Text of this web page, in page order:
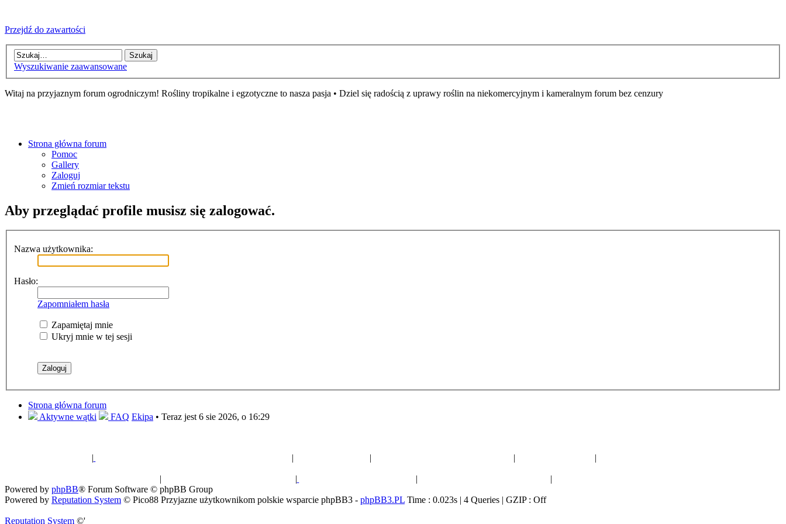
Przejdź do zawartości
Wyszukiwanie zaawansowane
Witaj na przyjaznym forum ogrodniczym! Rośliny tropikalne i egzotyczne to nasza pasja • Dziel się radością z uprawy roślin na niekomercyjnym i kameralnym forum bez cenzury
Strona główna forum
Pomoc
Gallery
Zaloguj
Zmień rozmiar tekstu
Aby przeglądać profile musisz się zalogować.
Nazwa użytkownika:
Hasło:
Zapomniałem hasła
Zapamiętaj mnie
Ukryj mnie w tej sesji
Strona główna forum
Aktywne wątki
FAQ Ekipa • Teraz jest 6 sie 2026, o 16:29
| | | | |
| | | |
Powered by phpBB® Forum Software © phpBB Group
Powered by Reputation System © Pico88 Przyjazne użytkownikom polskie wsparcie phpBB3 - phpBB3.PL Time : 0.023s | 4 Queries | GZIP : Off
Reputation System ©'